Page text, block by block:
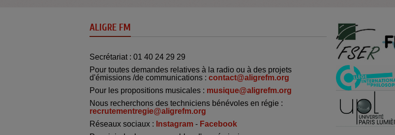
ALIGRE FM
Secrétariat : 01 40 24 29 29
Pour toutes demandes relatives à la radio ou à des projets
d'émissions /de communications : contact@aligrefm.org
Pour les propositions musicales : musique@aligrefm.org
Nous recherchons des techniciens bénévoles en régie :
recrutementregie@aligrefm.org
Réseaux sociaux : Instagram - Facebook